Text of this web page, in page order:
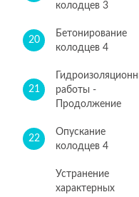
колодцев 3
20
Бетонирование
колодцев 4
21
работы -
Продолжение
22
Опускание
колодцев 4
Устранение
характерных